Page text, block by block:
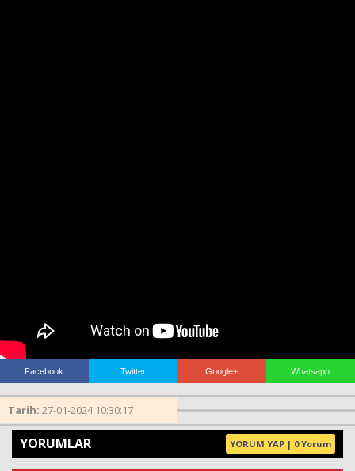
Facebook Twitter Google+ Whatsapp
Tarih: 27-01-2024 10:30:17
YORUMLAR YORUM YAP | 0 Yorum